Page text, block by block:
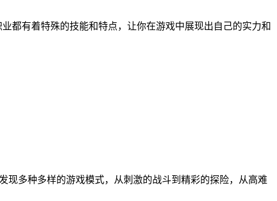
都有着特殊的技能和特点，让你在游戏中展现出自己的实力和
现多种多样的游戏模式，从刺激的战斗到精彩的探险，从高难